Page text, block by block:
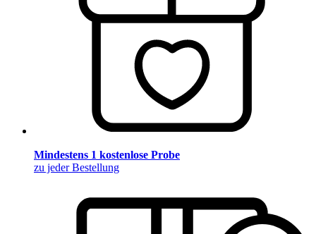
Mindestens 1 kostenlose Probe
zu jeder Bestellung